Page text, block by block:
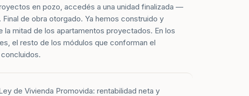
en pozo, accedés a una unidad finalizada —
de obra otorgado. Ya hemos construido y
la mitad de los apartamentos proyectados. En los
el resto de los módulos que conforman el
de Vivienda Promovida: rentabilidad neta y